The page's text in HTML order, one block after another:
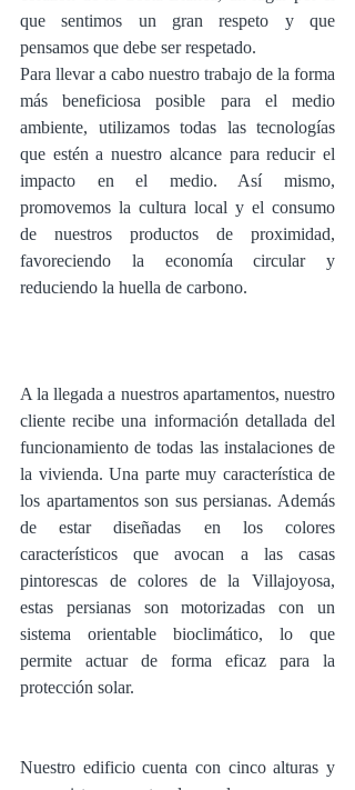
que sentimos un gran respeto y que
pensamos que debe ser respetado.
Para llevar a cabo nuestro trabajo de la forma
más beneficiosa posible para el medio
ambiente, utilizamos todas las tecnologías
que estén a nuestro alcance para reducir el
impacto en el medio. Así mismo,
promovemos la cultura local y el consumo
de nuestros productos de proximidad,
favoreciendo la economía circular y
reduciendo la huella de carbono.
A la llegada a nuestros apartamentos, nuestro
cliente recibe una información detallada del
funcionamiento de todas las instalaciones de
la vivienda. Una parte muy característica de
los apartamentos son sus persianas. Además
de estar diseñadas en los colores
característicos que avocan a las casas
pintorescas de colores de la Villajoyosa,
estas persianas son motorizadas con un
sistema orientable bioclimático, lo que
permite actuar de forma eficaz para la
protección solar.
Nuestro edificio cuenta con cinco alturas y